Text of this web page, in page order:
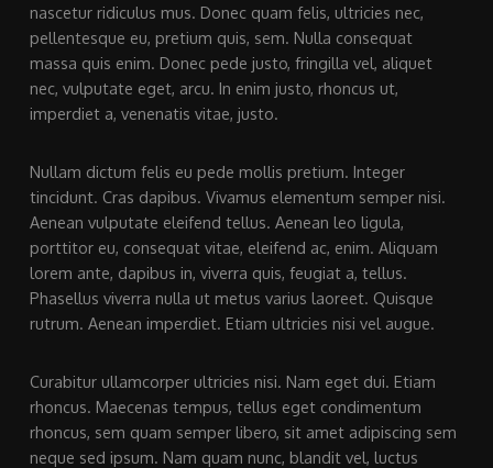
nascetur ridiculus mus. Donec quam felis, ultricies nec,
pellentesque eu, pretium quis, sem. Nulla consequat
massa quis enim. Donec pede justo, fringilla vel, aliquet
nec, vulputate eget, arcu. In enim justo, rhoncus ut,
imperdiet a, venenatis vitae, justo.
Nullam dictum felis eu pede mollis pretium. Integer
tincidunt. Cras dapibus. Vivamus elementum semper nisi.
Aenean vulputate eleifend tellus. Aenean leo ligula,
porttitor eu, consequat vitae, eleifend ac, enim. Aliquam
lorem ante, dapibus in, viverra quis, feugiat a, tellus.
Phasellus viverra nulla ut metus varius laoreet. Quisque
rutrum. Aenean imperdiet. Etiam ultricies nisi vel augue.
Curabitur ullamcorper ultricies nisi. Nam eget dui. Etiam
rhoncus. Maecenas tempus, tellus eget condimentum
rhoncus, sem quam semper libero, sit amet adipiscing sem
neque sed ipsum. Nam quam nunc, blandit vel, luctus